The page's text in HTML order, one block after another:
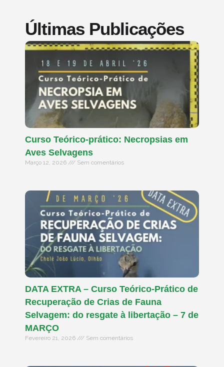
Últimas Publicações
Curso Teórico-prático: Necropsias em
Aves Selvagens
Março 12, 2026 Sem comentários
DATA EXTRA – Curso Teórico-Prático de
Recuperação de Crias de Fauna
Selvagem: do resgate à libertação – 7 de
MARÇO
Fevereiro 21, 2026 Sem comentários